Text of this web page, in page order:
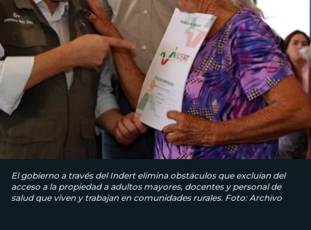
El gobierno a través del Indert elimina obstáculos que excluían del
acceso a la propiedad a adultos mayores, docentes y personal de
salud que viven y trabajan en comunidades rurales. Foto: Archivo